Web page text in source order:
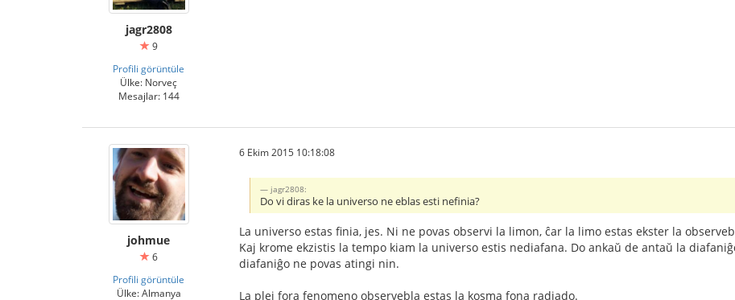
jagr2808
9
Profili görüntüle
Ülke: Norveç
Mesajlar: 144
johmue
6
Profili görüntüle
Ülke: Almanya
6 Ekim 2015 10:18:08
jagr2808:
Do vi diras ke la universo ne eblas esti nefinia?
La universo estas finia, jes. Ni ne povas observi la limon, ĉar la limo estas ekster la
Kaj krome ekzistis la tempo kiam la universo estis nediafana. Do ankaŭ de antaŭ la
diafaniĝo ne povas atingi nin.
La plej fora fenomeno observebla estas la kosma fona radiado.